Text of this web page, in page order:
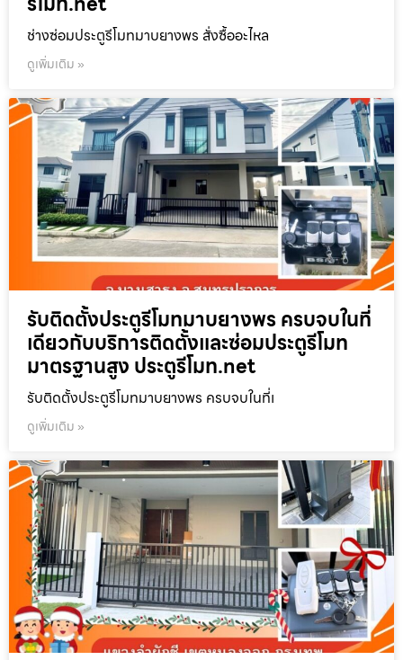
ช่างซ่อมประตูรีโมทมาบยางพร สั่งซื้ออะไหล
ดูเพิ่มเติม »
รับติดตั้งประตูรีโมทมาบยางพร ครบจบในที่
เดียวกับบริการติดตั้งและซ่อมประตูรีโมท
มาตรฐานสูง ประตูรีโมท.net
รับติดตั้งประตูรีโมทมาบยางพร ครบจบในที่เ
ดูเพิ่มเติม »